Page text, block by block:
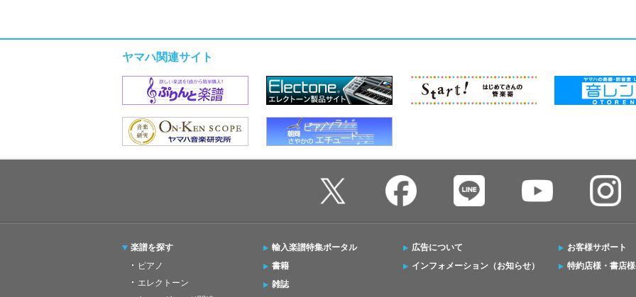
ヤマハ関連サイト
楽譜を探す
ピアノ
エレクトーン
輸入楽譜特集ポータル
書籍
雑誌
広告について
インフォメーション（お知らせ）
お客様サポート
特約店様・書店